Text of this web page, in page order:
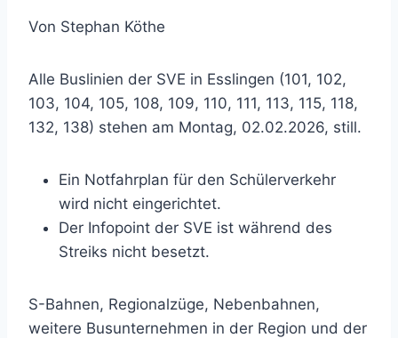
Von Stephan Köthe
Alle Buslinien der SVE in Esslingen (101, 102,
103, 104, 105, 108, 109, 110, 111, 113, 115, 118,
132, 138) stehen am Montag, 02.02.2026, still.
Ein Notfahrplan für den Schülerverkehr
wird nicht eingerichtet.
Der Infopoint der SVE ist während des
Streiks nicht besetzt.
S-Bahnen, Regionalzüge, Nebenbahnen,
weitere Busunternehmen in der Region und der